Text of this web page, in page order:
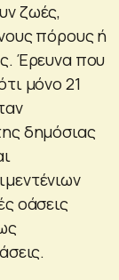
ζωές,
πόρους ή
Έρευνα που
μόνο 21
δημόσιας
οάσεις